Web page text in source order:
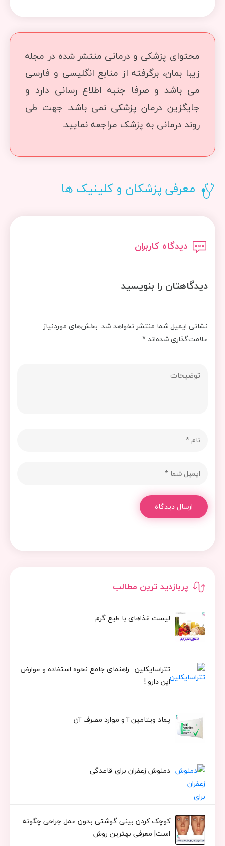
پربازدید ترین مطالب
لیست غذاهای با طبع گرم
تتراسایکلین : راهنمای جامع نحوه استفاده و عوارض
این دارو !
پماد ویتامین آ و موارد مصرف آن
دمنوش زعفران برای قاعدگی
کوچک کردن بینی گوشتی بدون عمل جراحی چگونه
است| معرفی بهترین روش
محتوای پزشکی و درمانی منتشر شده در مجله
زیبا بمان، برگرفته از منابع انگلیسی و فارسی
می باشد و صرفا جنبه اطلاع رسانی دارد و
جایگزین درمان پزشکی نمی باشد. جهت طی
روند درمانی به پزشک مراجعه نمایید.
معرفی پزشکان و کلینیک ها
دیدگاه کاربران
دیدگاهتان را بنویسید
نشانی ایمیل شما منتشر نخواهد شد. بخش‌های موردنیاز
علامت‌گذاری شده‌اند*
ارسال دیدگاه